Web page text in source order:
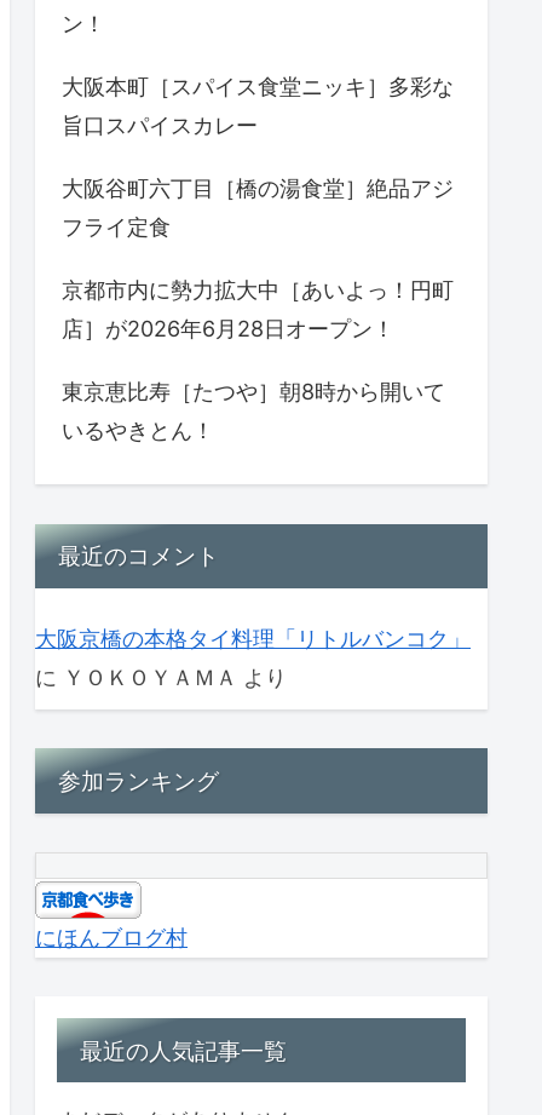
ン！
大阪本町［スパイス食堂ニッキ］多彩な
旨口スパイスカレー
大阪谷町六丁目［橋の湯食堂］絶品アジ
フライ定食
京都市内に勢力拡大中［あいよっ！円町
店］が2026年6月28日オープン！
東京恵比寿［たつや］朝8時から開いて
いるやきとん！
最近のコメント
大阪京橋の本格タイ料理「リトルバンコク」
に ＹＯＫＯＹＡＭＡ より
参加ランキング
にほんブログ村
最近の人気記事一覧